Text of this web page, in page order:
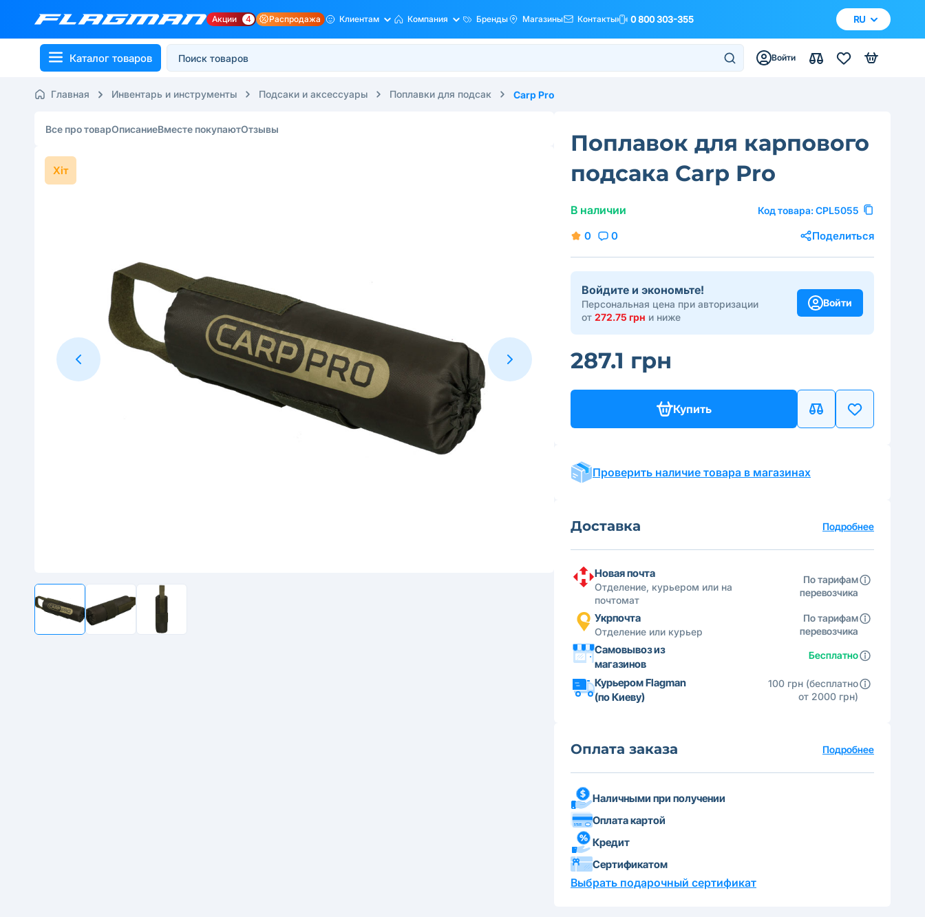
Акции 4 Распродажа Клиентам Компания Бренды Магазины Контакты 0 800 303-355 RU
Каталог товаров Войти
Главная Инвентарь и инструменты Подсаки и аксессуары Поплавки для подсак Carp Pro
Все про товарОписаниеВместе покупаютОтзывы
Хіт
Поплавок для карпового
подсака Carp Pro
В наличии Код товара: CPL5055
0 0 Поделиться
Войдите и экономьте!
Персональная цена при авторизации
от 272.75 грн и ниже
Войти
287.1 грн
Купить
Проверить наличие товара в магазинах
Доставка Подробнее
Новая почта
Отделение, курьером или на
почтомат
По тарифам
перевозчика
Укрпочта
Отделение или курьер
По тарифам
перевозчика
Самовывоз из
магазинов
Бесплатно
Курьером Flagman
(по Киеву)
100 грн (бесплатно
от 2000 грн)
Оплата заказа Подробнее
Наличными при получении
Оплата картой
Кредит
Сертификатом
Выбрать подарочный сертификат